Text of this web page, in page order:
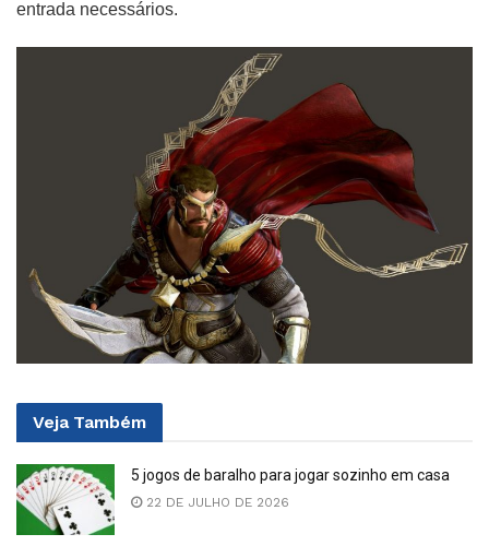
entrada necessários.
Veja Também
5 jogos de baralho para jogar sozinho em casa
22 DE JULHO DE 2026